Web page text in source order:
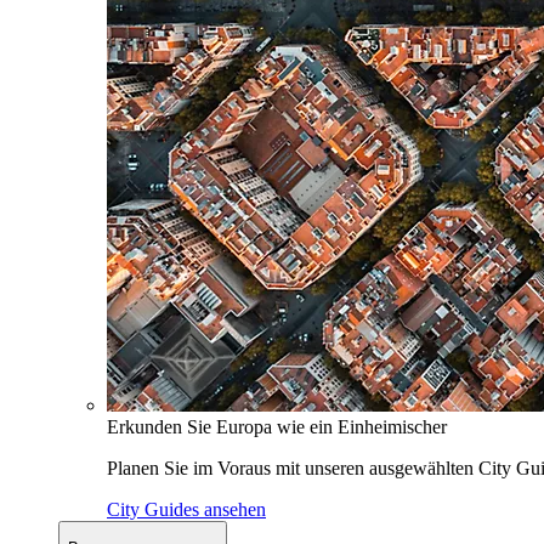
Erkunden Sie Europa wie ein Einheimischer
Planen Sie im Voraus mit unseren ausgewählten City
City Guides ansehen